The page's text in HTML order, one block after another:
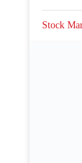
Stock